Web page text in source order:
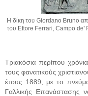
Η δίκη του Giordano Bruno
του Ettore Ferrari, Campo de'
Τριακόσια περίπου
τους φανατικούς
έτους 1889, με το
Γαλλικής Επανάστασης